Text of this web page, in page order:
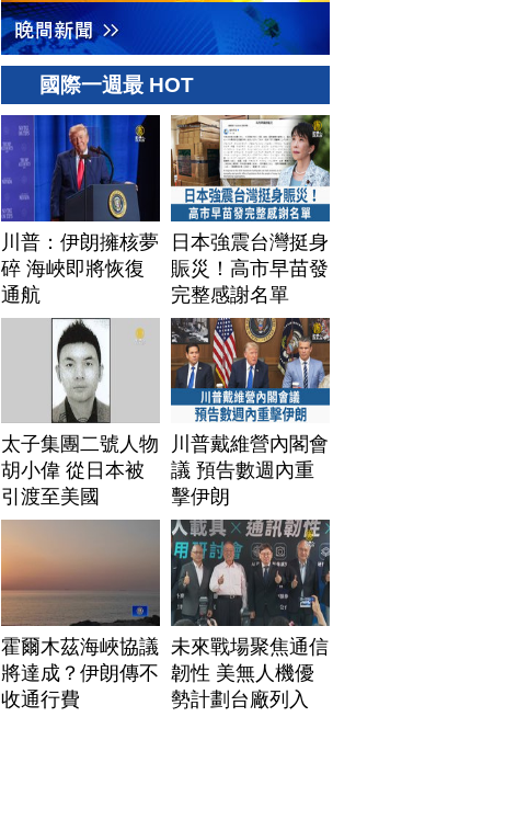
國際一週最 HOT
川普：伊朗擁核夢
碎 海峽即將恢復
通航
日本強震台灣挺身
賑災！高市早苗發
完整感謝名單
太子集團二號人物
胡小偉 從日本被
引渡至美國
川普戴維營內閣會
議 預告數週內重
擊伊朗
霍爾木茲海峽協議
將達成？伊朗傳不
收通行費
未來戰場聚焦通信
韌性 美無人機優
勢計劃台廠列入